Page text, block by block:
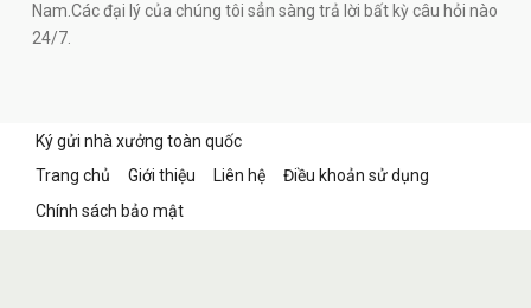
Nam.Các đại lý của chúng tôi sẳn sàng trả lời bất kỳ câu hỏi nào
24/7.
Ký gửi nhà xưởng toàn quốc
Trang chủ
Giới thiệu Liên hệ
Điều khoản sử dụng
Chính sách bảo mật